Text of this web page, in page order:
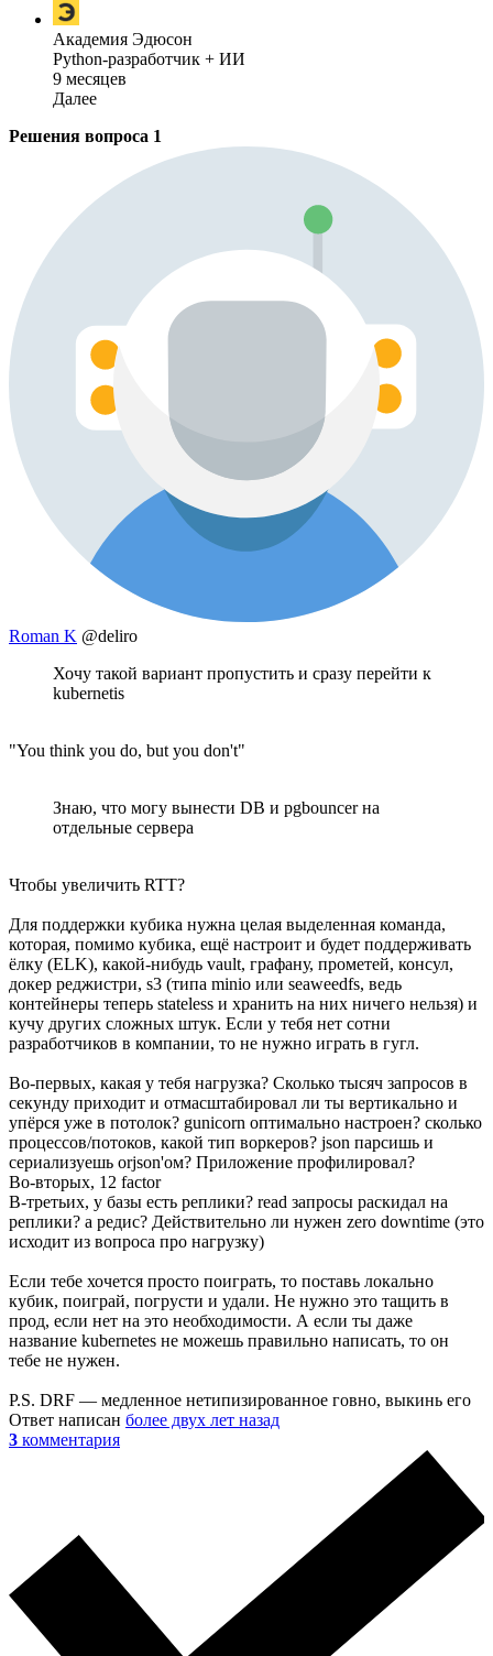
Академия Эдюсон
Python-разработчик + ИИ
9 месяцев
Далее
Решения вопроса 1
Roman K @deliro
Хочу такой вариант пропустить и сразу перейти к
kubernetis
"You think you do, but you don't"
Знаю, что могу вынести DB и pgbouncer на
отдельные сервера
Чтобы увеличить RTT?
Для поддержки кубика нужна целая выделенная команда,
которая, помимо кубика, ещё настроит и будет поддерживать
ёлку (ELK), какой-нибудь vault, графану, прометей, консул,
докер реджистри, s3 (типа minio или seaweedfs, ведь
контейнеры теперь stateless и хранить на них ничего нельзя) и
кучу других сложных штук. Если у тебя нет сотни
разработчиков в компании, то не нужно играть в гугл.
Во-первых, какая у тебя нагрузка? Сколько тысяч запросов в
секунду приходит и отмасштабировал ли ты вертикально и
упёрся уже в потолок? gunicorn оптимально настроен? сколько
процессов/потоков, какой тип воркеров? json парсишь и
сериализуешь orjson'ом? Приложение профилировал?
Во-вторых, 12 factor
В-третьих, у базы есть реплики? read запросы раскидал на
реплики? а редис? Действительно ли нужен zero downtime (это
исходит из вопроса про нагрузку)
Если тебе хочется просто поиграть, то поставь локально
кубик, поиграй, погрусти и удали. Не нужно это тащить в
прод, если нет на это необходимости. А если ты даже
название kubernetes не можешь правильно написать, то он
тебе не нужен.
P.S. DRF — медленное нетипизированное говно, выкинь его
Ответ написан более двух лет назад
3 комментария